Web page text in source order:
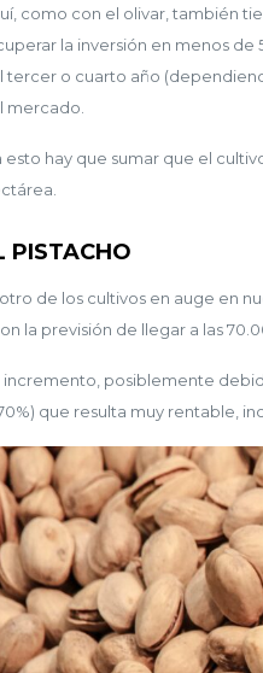
como con el olivar, también
la inversión en menos
tercer o cuarto año
mercado.
esto hay que sumar que el
PISTACHO
otro de los cultivos en auge en
la previsión de llegar a las
incremento, posiblemente
que resulta muy rentable,